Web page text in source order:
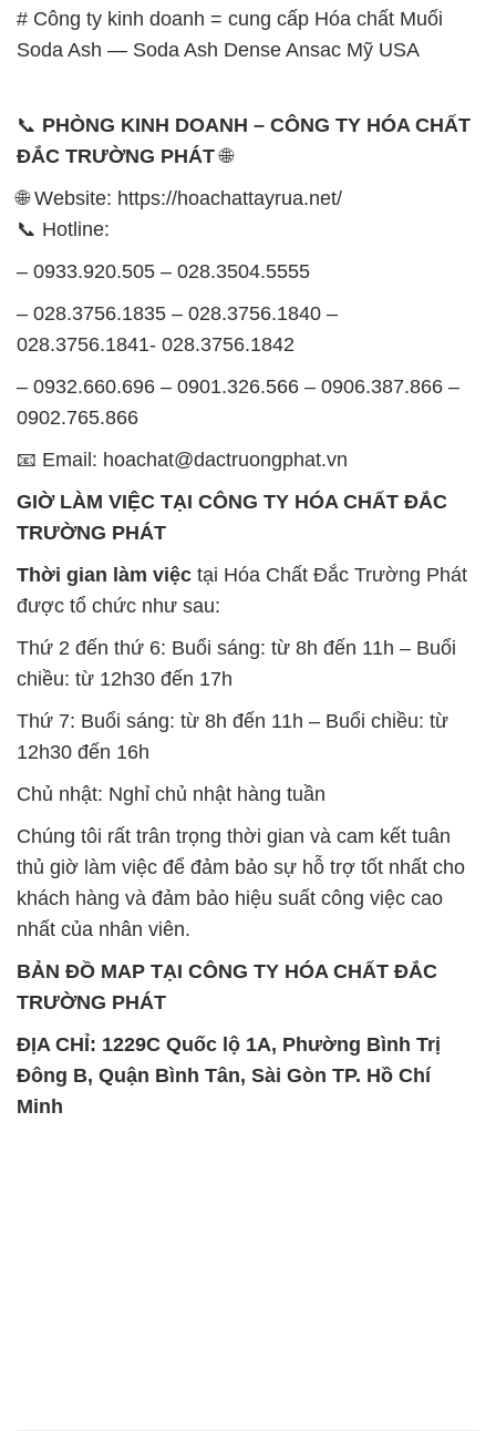
# Công ty kinh doanh = cung cấp Hóa chất Muối
Soda Ash — Soda Ash Dense Ansac Mỹ USA
📞 PHÒNG KINH DOANH – CÔNG TY HÓA CHẤT
ĐẮC TRƯỜNG PHÁT🌐
🌐 Website: https://hoachattayrua.net/
📞 Hotline:
– 0933.920.505 – 028.3504.5555
– 028.3756.1835 – 028.3756.1840 –
028.3756.1841- 028.3756.1842
– 0932.660.696 – 0901.326.566 – 0906.387.866 –
0902.765.866
📧 Email: hoachat@dactruongphat.vn
GIỜ LÀM VIỆC TẠI CÔNG TY HÓA CHẤT ĐẮC
TRƯỜNG PHÁT
Thời gian làm việc tại Hóa Chất Đắc Trường Phát
được tổ chức như sau:
Thứ 2 đến thứ 6: Buổi sáng: từ 8h đến 11h – Buổi
chiều: từ 12h30 đến 17h
Thứ 7: Buổi sáng: từ 8h đến 11h – Buổi chiều: từ
12h30 đến 16h
Chủ nhật: Nghỉ chủ nhật hàng tuần
Chúng tôi rất trân trọng thời gian và cam kết tuân
thủ giờ làm việc để đảm bảo sự hỗ trợ tốt nhất cho
khách hàng và đảm bảo hiệu suất công việc cao
nhất của nhân viên.
BẢN ĐỒ MAP TẠI CÔNG TY HÓA CHẤT ĐẮC
TRƯỜNG PHÁT
ĐỊA CHỈ: 1229C Quốc lộ 1A, Phường Bình Trị
Đông B, Quận Bình Tân, Sài Gòn TP. Hồ Chí
Minh